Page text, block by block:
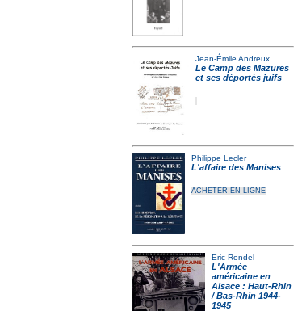
Jean-Émile Andreux
Le Camp des Mazures
et ses déportés juifs
Philippe Lecler
L'affaire des Manises
ACHETER EN LIGNE
Eric Rondel
L'Armée
américaine en
Alsace : Haut-Rhin
/ Bas-Rhin 1944-
1945